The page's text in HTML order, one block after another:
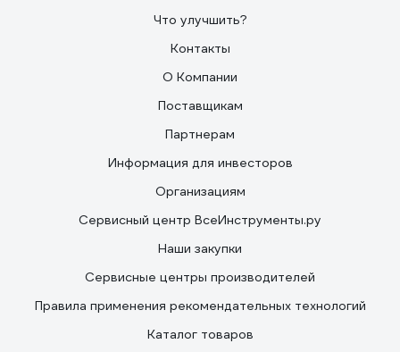
Что улучшить?
Контакты
О Компании
Поставщикам
Партнерам
Информация для инвесторов
Организациям
Сервисный центр ВсеИнструменты.ру
Наши закупки
Сервисные центры производителей
Правила применения рекомендательных технологий
Каталог товаров